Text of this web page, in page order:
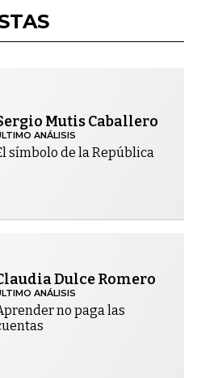
Mutis Caballero
ANÁLISIS
símbolo de la República
Dulce Romero
ANÁLISIS
no paga las